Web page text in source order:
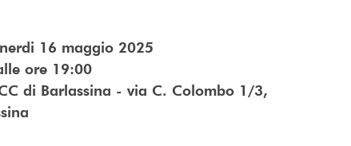
16 maggio 2025
ore 19:00
di Barlassina - via C. Colombo 1/3,